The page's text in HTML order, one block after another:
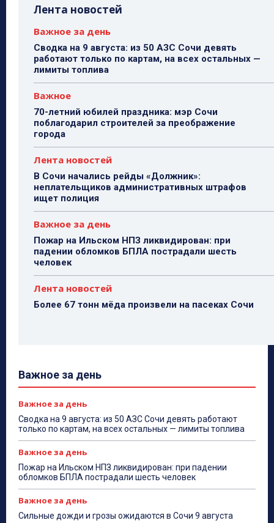
Лента новостей
Важное за день
Сводка на 9 августа: из 50 АЗС Сочи девять
работают только по картам, на всех остальных —
лимиты топлива
Важное
70-летний юбилей праздника: мэр Сочи
поблагодарил строителей за преображение
города
Лента новостей
В Сочи начались рейды «Должник»:
неплательщиков административных штрафов
ищет полиция
Важное за день
Пожар на Ильском НПЗ ликвидирован: при
падении обломков БПЛА пострадали шесть
человек
Лента новостей
Более 67 тонн мёда произвели на пасеках Сочи
Важное за день
Важное за день
Сводка на 9 августа: из 50 АЗС Сочи девять работают
только по картам, на всех остальных — лимиты топлива
Важное за день
Пожар на Ильском НПЗ ликвидирован: при падении
обломков БПЛА пострадали шесть человек
Важное за день
Сильные дожди и грозы ожидаются в Сочи 9 августа